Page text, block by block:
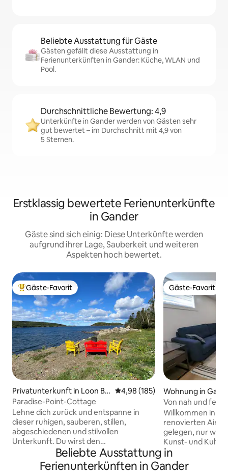
Beliebte Ausstattung für Gäste
Gästen gefällt diese Ausstattung in
Ferienunterkünften in Gander: Küche, WLAN und
Pool.
Durchschnittliche Bewertung: 4,9
Unterkünfte in Gander werden von Gästen sehr
gut bewertet – im Durchschnitt mit 4,9 von
5 Sternen.
Erstklassig bewertete Ferienunterkünfte
in Gander
Gäste sind sich einig: Diese Unterkünfte werden
aufgrund ihrer Lage, Sauberkeit und weiteren
Aspekten hoch bewertet.
Beliebter Gäste-Favorit.
Gäste-Favorit
Privatunterkunft in Loon Ba
y
Durchschnittliche Bewertung:
4,98 (185)
Paradise-Point-Cottage
Lehne dich zurück und entspanne in
dieser ruhigen, sauberen, stillen,
abgeschiedenen und stilvollen
Unterkunft. Du wirst den
wunderschönen Meerblick auf
atemberaubende Sonnenuntergänge
lieben. Grill und Feuerstelle sind
Gäste-Favorit
Gäste-Favorit
Wohnung in
Von nah und fern
Willkommen in
renovierten Airbnb in
gelegen, nur
Kunst- und
und dem
Abenteuer oder
Beliebte Ausstattung in
Ferienunterkünften in Gander